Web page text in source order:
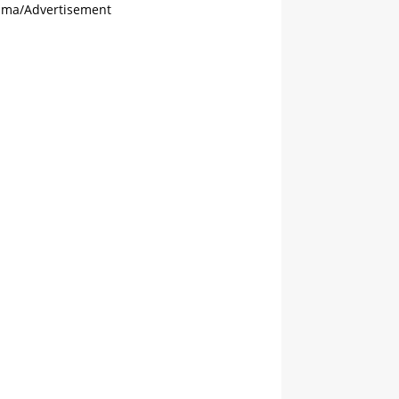
Advertisement